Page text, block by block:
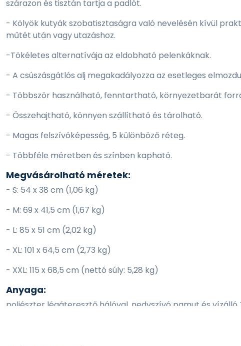
szárazon és tisztán tartja a padlót.
- Kölyök kutyák szobatisztaságra való nevelésén kívül
műtét után vagy utazáshoz.
-Tökéletes alternatívája az eldobható pelenkáknak.
- A csúszásgátlós alj megakadályozza az esetleges
- Többször használható, fenntartható, környezetbarát
- Összehajtható, könnyen szállítható és tárolható.
- Magas felszívóképesség, 5 különböző réteg.
- Többféle méretben és színben kapható.
Megvásárolható méretek:
- S: 54 x 38 cm (1,06 kg)
- M: 69 x 41,5 cm (1,67 kg)
- L: 85 x 51 cm (2,02 kg)
- XL: 101 x 64,5 cm (2,73 kg)
- XXL: 115 x 68,5 cm (nettó súly: 5,28 kg)
Anyaga:
poliészter légáteresztő hálóval, nedvszívó pamut és vízálló